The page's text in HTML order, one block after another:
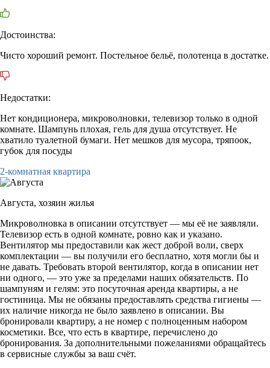
Достоинства:
Чисто хороший ремонт. Постельное бельё, полотенца в достатке.
Недостатки:
Нет кондиционера, микроволновки, телевизор только в одной
комнате. Шампунь плохая, гель для душа отсутствует. Не
хватило туалетной бумаги. Нет мешков для мусора, тряпоок,
губок для посуды
2-комнатная квартира
Августа, хозяин жилья
Микроволновка в описании отсутствует — мы её не заявляли.
Телевизор есть в одной комнате, ровно как и указано.
Вентилятор мы предоставили как жест доброй воли, сверх
комплектации — вы получили его бесплатно, хотя могли бы и
не давать. Требовать второй вентилятор, когда в описании нет
ни одного, — это уже за пределами наших обязательств. По
шампуням и гелям: это посуточная аренда квартиры, а не
гостиница. Мы не обязаны предоставлять средства гигиены —
их наличие никогда не было заявлено в описании. Вы
бронировали квартиру, а не номер с полноценным набором
косметики. Все, что есть в квартире, перечислено до
бронирования. За дополнительными пожеланиями обращайтесь
в сервисные службы за ваш счёт.